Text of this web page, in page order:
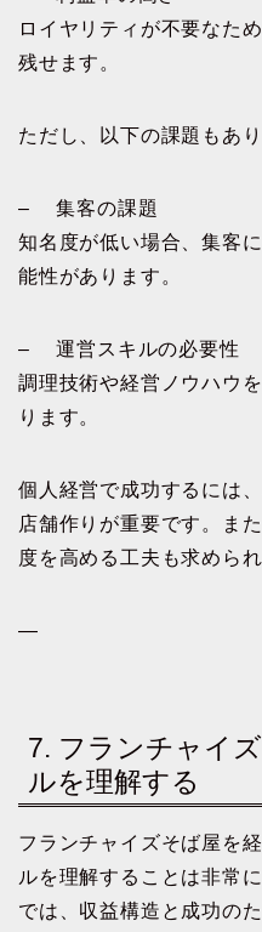
ロイヤリティが不要なた
残せます。
ただし、以下の課題もあり
– 集客の課題
知名度が低い場合、集客
能性があります。
– 運営スキルの必要性
調理技術や経営ノウハウ
ります。
個人経営で成功するには
店舗作りが重要です。ま
度を高める工夫も求められ
—
7. フランチャイ
ルを理解する
フランチャイズそば屋を
ルを理解することは非常
では、収益構造と成功の